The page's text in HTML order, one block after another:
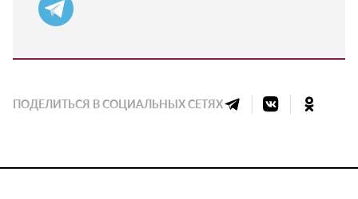
ПОДЕЛИТЬСЯ В СОЦИАЛЬНЫХ СЕТЯХ